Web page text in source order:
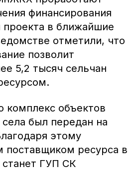
финансирования
проекта в ближайшие
отметили, что
позволит
5,2 тысяч сельчан
комплекс объектов
был передан на
этому
поставщиком ресурса в
ГУП СК